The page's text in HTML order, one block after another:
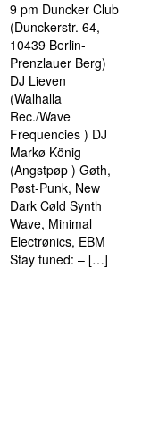
9 pm Duncker Club
(Dunckerstr. 64,
10439 Berlin-
Prenzlauer Berg)
DJ Lieven
(Walhalla
Rec./Wave
Frequencies ) DJ
Markø König
(Angstpøp ) Gøth,
Pøst-Punk, New
Dark Cøld Synth
Wave, Minimal
Electrønics, EBM
Stay tuned: – […]